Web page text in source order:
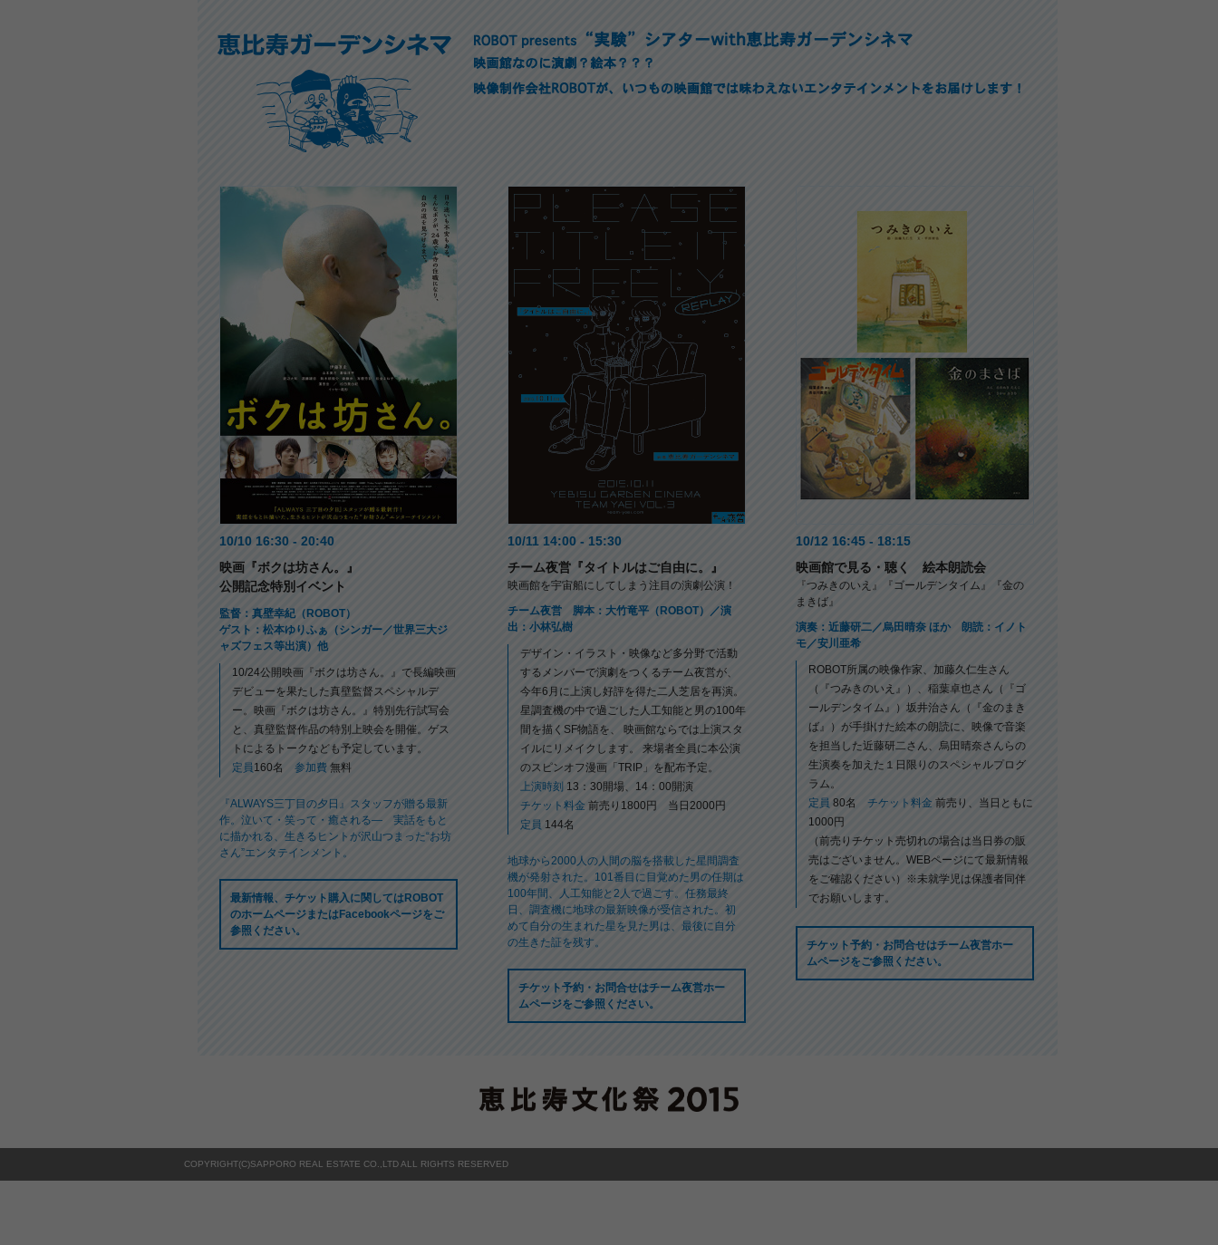
10/10 16:30 - 20:40
映画『ボクは坊さん。』
公開記念特別イベント
監督：真壁幸紀（ROBOT）
ゲスト：松本ゆりふぁ（シンガー／世界三大ジ
ャズフェス等出演）他
10/24公開映画『ボクは坊さん。』で長編映画
デビューを果たした真壁監督スペシャルデ
ー。映画『ボクは坊さん。』特別先行試写会
と、真壁監督作品の特別上映会を開催。ゲス
トによるトークなども予定しています。
定員160名 参加費 無料
『ALWAYS三丁目の夕日』スタッフが贈る最新
作。泣いて・笑って・癒される― 実話をもと
に描かれる、生きるヒントが沢山つまった“お坊
さん”エンタテインメント。
最新情報、チケット購入に関してはROBOT
のホームページまたはFacebookページをご
参照ください。
10/11 14:00 - 15:30
チーム夜営『タイトルはご自由に。』
映画館を宇宙船にしてしまう注目の演劇公演！
チーム夜営 脚本：大竹竜平（ROBOT）／演
出：小林弘樹
デザイン・イラスト・映像など多分野で活動
するメンバーで演劇をつくるチーム夜営が、
今年6月に上演し好評を得た二人芝居を再演。
星調査機の中で過ごした人工知能と男の100年
間を描くSF物語を、 映画館ならでは上演スタ
イルにリメイクします。 来場者全員に本公演
のスピンオフ漫画「TRIP」を配布予定。
上演時刻 13：30開場、14：00開演
チケット料金 前売り1800円 当日2000円
定員 144名
地球から2000人の人間の脳を搭載した星間調査
機が発射された。101番目に目覚めた男の任期は
100年間、人工知能と2人で過ごす。任務最終
日、調査機に地球の最新映像が受信された。初
めて自分の生まれた星を見た男は、最後に自分
の生きた証を残す。
チケット予約・お問合せはチーム夜営ホー
ムページをご参照ください。
10/12 16:45 - 18:15
映画館で見る・聴く 絵本朗読会
『つみきのいえ』『ゴールデンタイム』『金の
まきば』
演奏：近藤研二／烏田晴奈 ほか 朗読：イノト
モ／安川亜希
ROBOT所属の映像作家、加藤久仁生さん
（『つみきのいえ』）、稲葉卓也さん（『ゴ
ールデンタイム』）坂井治さん（『金のまき
ば』）が手掛けた絵本の朗読に、映像で音楽
を担当した近藤研二さん、烏田晴奈さんらの
生演奏を加えた１日限りのスペシャルプログ
ラム。
定員 80名 チケット料金 前売り、当日ともに
1000円
（前売りチケット売切れの場合は当日券の販
売はございません。WEBページにて最新情報
をご確認ください）※未就学児は保護者同伴
でお願いします。
チケット予約・お問合せはチーム夜営ホー
ムページをご参照ください。
COPYRIGHT(C)SAPPORO REAL ESTATE CO.,LTD ALL RIGHTS RESERVED